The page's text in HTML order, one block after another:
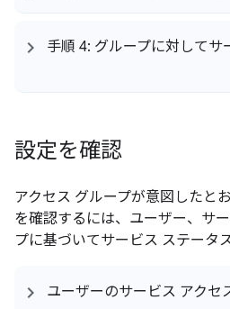
手順 4: グループに対してサ
設定を確認
アクセス グループが意図したと
を確認するには、ユーザー、サ
プに基づいてサービス ステータ
ユーザーのサービス アクセ